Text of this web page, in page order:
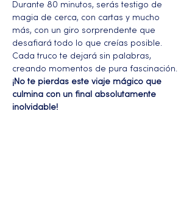
Durante 80 minutos, serás testigo de
magia de cerca, con cartas y mucho
más, con un giro sorprendente que
desafiará todo lo que creías posible.
Cada truco te dejará sin palabras,
creando momentos de pura fascinación.
¡No te pierdas este viaje mágico que
culmina con un final absolutamente
inolvidable!